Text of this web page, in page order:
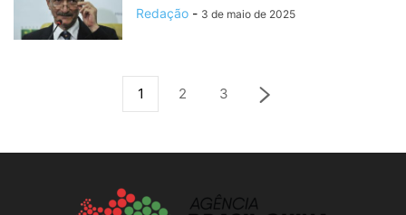
Redação - 3 de maio de 2025
1 2 3